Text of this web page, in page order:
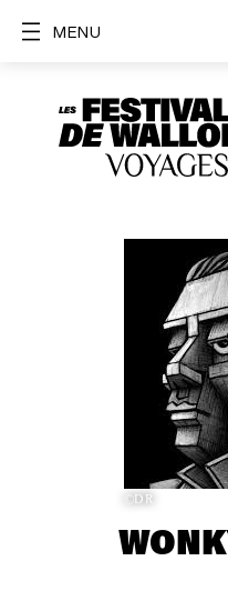
MENU
©DR